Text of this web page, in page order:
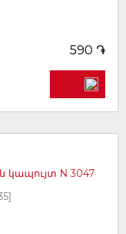
590 ֏
կապույտ N 3047